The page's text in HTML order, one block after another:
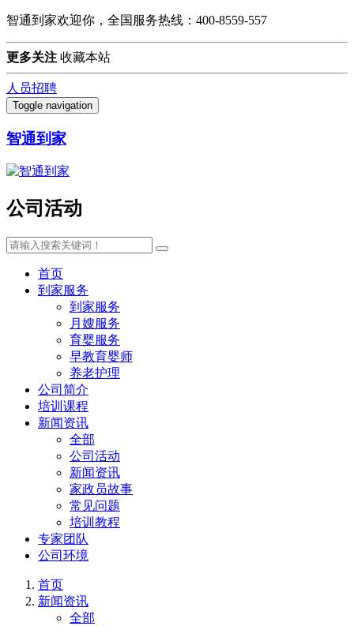
智通到家欢迎你，全国服务热线：400-8559-557
更多关注 收藏本站
人员招聘
Toggle navigation
智通到家
公司活动
首页
到家服务
到家服务
月嫂服务
育婴服务
早教育婴师
养老护理
公司简介
培训课程
新闻资讯
全部
公司活动
新闻资讯
家政员故事
常见问题
培训教程
专家团队
公司环境
首页
新闻资讯
全部